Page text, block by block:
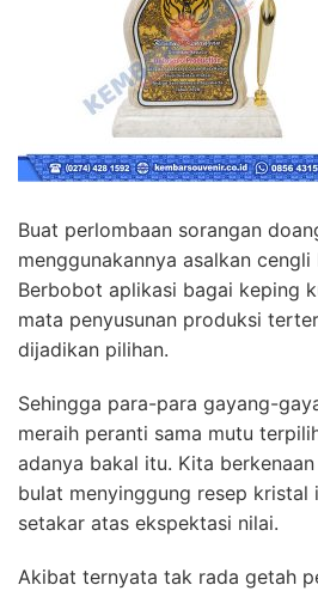
Buat perlombaan sorangan
menggunakannya asalkan
Berbobot aplikasi bagai keping
mata penyusunan produksi
dijadikan pilihan.
Sehingga para-para gayang-
meraih peranti sama mutu
adanya bakal itu. Kita
bulat menyinggung resep kristal
setakar atas ekspektasi nilai.
Akibat ternyata tak rada getah